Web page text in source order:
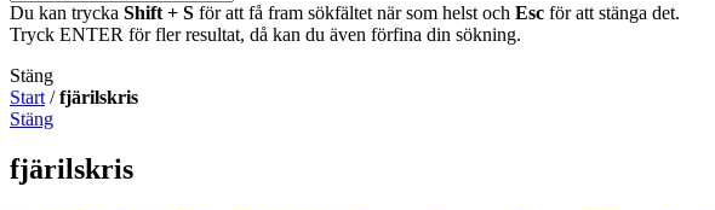
Du kan trycka Shift + S för att få fram sökfältet när som helst och Esc för att stänga det.
Tryck ENTER för fler resultat, då kan du även förfina din sökning.
Stäng
Start /fjärilskris
Stäng
fjärilskris